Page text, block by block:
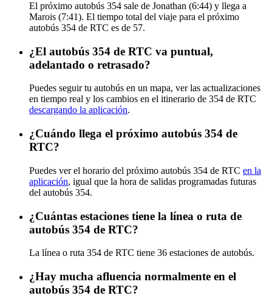
El próximo autobús 354 sale de Jonathan (6:44) y llega a
Marois (7:41). El tiempo total del viaje para el próximo
autobús 354 de RTC es de 57.
¿El autobús 354 de RTC va puntual,
adelantado o retrasado?
Puedes seguir tu autobús en un mapa, ver las actualizaciones
en tiempo real y los cambios en el itinerario de 354 de RTC
descargando la aplicación.
¿Cuándo llega el próximo autobús 354 de
RTC?
Puedes ver el horario del próximo autobús 354 de RTC en la
aplicación, igual que la hora de salidas programadas futuras
del autobús 354.
¿Cuántas estaciones tiene la línea o ruta de
autobús 354 de RTC?
La línea o ruta 354 de RTC tiene 36 estaciones de autobús.
¿Hay mucha afluencia normalmente en el
autobús 354 de RTC?